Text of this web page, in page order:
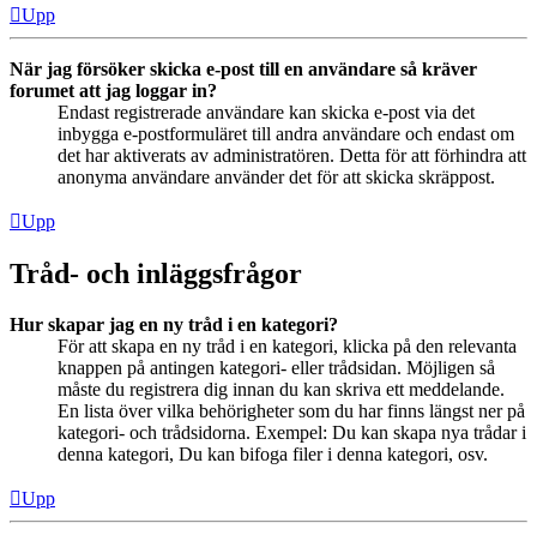
Upp
När jag försöker skicka e-post till en användare så kräver
forumet att jag loggar in?
Endast registrerade användare kan skicka e-post via det
inbygga e-postformuläret till andra användare och endast om
det har aktiverats av administratören. Detta för att förhindra att
anonyma användare använder det för att skicka skräppost.
Upp
Tråd- och inläggsfrågor
Hur skapar jag en ny tråd i en kategori?
För att skapa en ny tråd i en kategori, klicka på den relevanta
knappen på antingen kategori- eller trådsidan. Möjligen så
måste du registrera dig innan du kan skriva ett meddelande.
En lista över vilka behörigheter som du har finns längst ner på
kategori- och trådsidorna. Exempel: Du kan skapa nya trådar i
denna kategori, Du kan bifoga filer i denna kategori, osv.
Upp